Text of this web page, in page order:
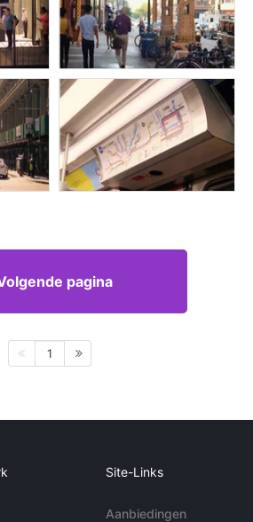
pagina
1
Site-Links
Aanbiedingen